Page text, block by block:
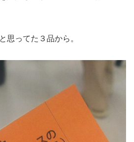
思ってた３品から。